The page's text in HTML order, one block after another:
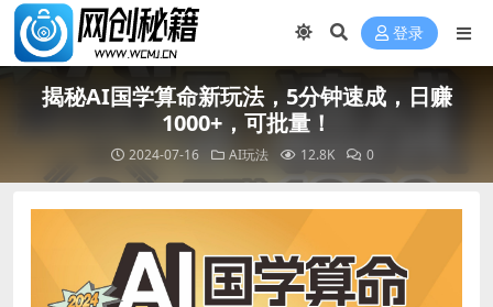
登录
揭秘AI国学算命新玩法，5分钟速成，日赚
1000+，可批量！
2024-07-16 AI玩法 12.8K 0